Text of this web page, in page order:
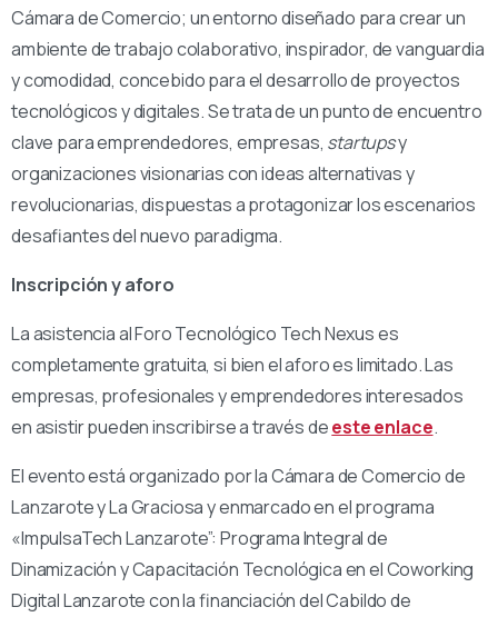
Cámara de Comercio; un entorno diseñado para crear un
ambiente de trabajo colaborativo, inspirador, de vanguardia
y comodidad, concebido para el desarrollo de proyectos
tecnológicos y digitales. Se trata de un punto de encuentro
clave para emprendedores, empresas, startupsy
organizaciones visionarias con ideas alternativas y
revolucionarias, dispuestas a protagonizar los escenarios
desafiantes del nuevo paradigma.
Inscripción y aforo
La asistencia al Foro Tecnológico Tech Nexus es
completamente gratuita, si bien el aforo es limitado. Las
empresas, profesionales y emprendedores interesados
en asistir pueden inscribirse a través deeste enlace.
El evento está organizado por la Cámara de Comercio de
Lanzarote y La Graciosa y enmarcado en el programa
«ImpulsaTech Lanzarote”: Programa Integral de
Dinamización y Capacitación Tecnológica en el Coworking
Digital Lanzarote con la financiación del Cabildo de